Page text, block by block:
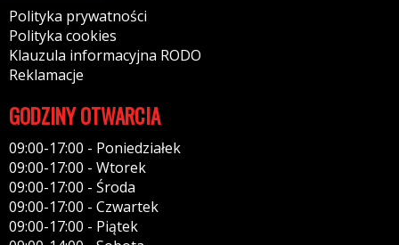
Polityka prywatności
Polityka cookies
Klauzula informacyjna RODO
Reklamacje
GODZINY OTWARCIA
09:00-17:00 - Poniedziałek
09:00-17:00 - Wtorek
09:00-17:00 - Środa
09:00-17:00 - Czwartek
09:00-17:00 - Piątek